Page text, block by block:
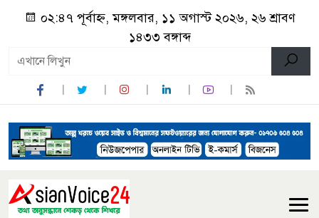
০২:৪৭ পূর্বাহ্ন, মঙ্গলবার, ১১ অগাস্ট ২০২৬, ২৬ শ্রাবণ
১৪৩৩ বঙ্গাব্দ